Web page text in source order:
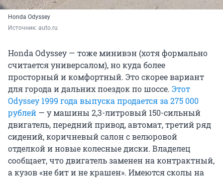
Honda Odyssey
Источник: auto.ru
Honda Odyssey — тоже минивэн (хотя формально
считается универсалом), но куда более
просторный и комфортный. Это скорее вариант
для города и дальних поездок по шоссе. Этот
Odyssey 1999 года выпуска продается за 275 000
рублей — у машины 2,3-литровый 150-сильный
двигатель, передний привод, автомат, третий ряд
сидений, коричневый салон с велюровой
отделкой и новые колесные диски. Владелец
сообщает, что двигатель заменен на контрактный,
а кузов «не бит и не крашен». Имеются сколы на